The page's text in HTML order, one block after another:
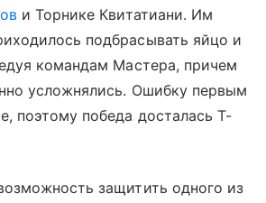
и Торнике Квитатиани. Им
подбрасывать яйцо и
командам Мастера, причем
усложнялись. Ошибку первым
поэтому победа досталась T-
защитить одного из